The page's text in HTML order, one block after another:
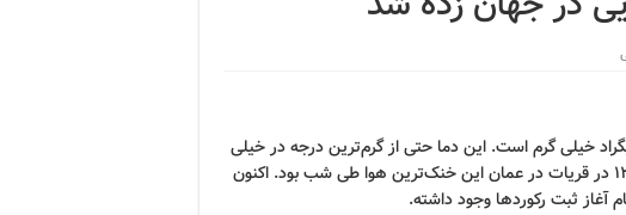
مردم دمای ۴۲/۶ درجه سانتیگراد خیلی گرم است. این دما حتی از گرم‌ترین درجه در خیلی
از جاها بیشتر است. اما سه‌شنبه ۵ تیر/سرطان ۱۳۹۷ در قریات در عمان این خنک‌ترین هوا طی شب بود. اکنون
آغاز ثبت رکوردها وجود داشته.